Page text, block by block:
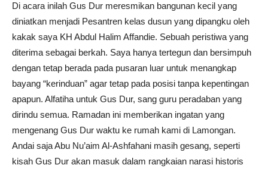
Di acara inilah Gus Dur meresmikan bangunan kecil yang
diniatkan menjadi Pesantren kelas dusun yang dipangku oleh
kakak saya KH Abdul Halim Affandie. Sebuah peristiwa yang
diterima sebagai berkah. Saya hanya tertegun dan bersimpuh
dengan tetap berada pada pusaran luar untuk menangkap
bayang “kerinduan” agar tetap pada posisi tanpa kepentingan
apapun. Alfatiha untuk Gus Dur, sang guru peradaban yang
dirindu semua. Ramadan ini memberikan ingatan yang
mengenang Gus Dur waktu ke rumah kami di Lamongan.
Andai saja Abu Nu’aim Al-Ashfahani masih gesang, seperti
kisah Gus Dur akan masuk dalam rangkaian narasi historis